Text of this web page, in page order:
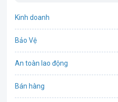
Kinh doanh
Bảo Vệ
An toàn lao động
Bán hàng